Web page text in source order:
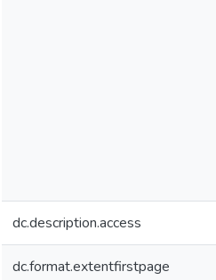
dc.description.access
dc.format.extentfirstpage